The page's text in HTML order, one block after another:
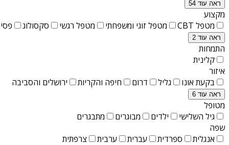
ראה עוד 54
מקצוע
מטפל CBT
מטפל זוגי ומשפחתי מטפל רגשי סקסולוג
ראה עוד 2
התמחות
קלינית
איזור
בקעת אונו
גליל דרום חיפה והקריות ירושלים והסביבה
ראה עוד 6
מטופל
גיל השלישי
ילדים מבוגרים
מתבגרים
שפה
אנגלית
ספרדית עברית ערבית צרפתית